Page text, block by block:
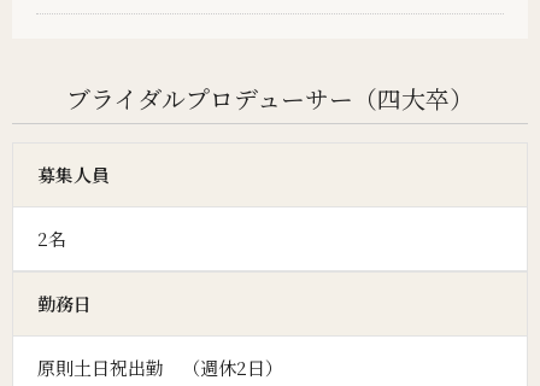
ブライダルプロデューサー（四大卒）
募集人員
2名
勤務日
原則土日祝出勤 （週休2日）